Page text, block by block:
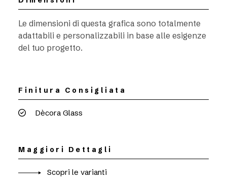
Le dimensioni di questa grafica sono totalmente
adattabili e personalizzabili in base alle esigenze
del tuo progetto.
Finitura Consigliata
Dècora Glass
Maggiori Dettagli
Scopri le varianti